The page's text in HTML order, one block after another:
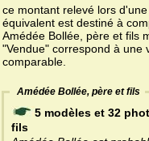
ce montant relevé lors
équivalent est destiné à
Amédée Bollée, père et fils
"Vendue" correspond à une
comparable.
Amédée Bollée, père et fils
5 modèles et 32
fils